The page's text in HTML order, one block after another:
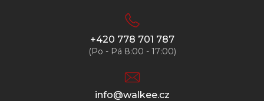
+420 778 701 787
(Po - Pá 8:00 - 17:00)
info@walkee.cz